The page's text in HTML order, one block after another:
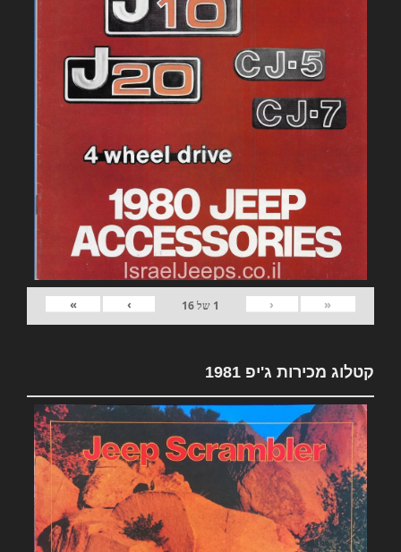
«
‹
1 של16
›
»
קטלוג מכירות ג'יפ 1981